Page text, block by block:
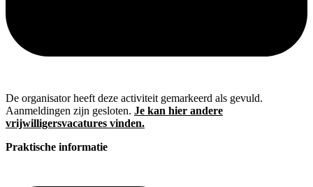
De organisator heeft deze activiteit gemarkeerd als gevuld.
Aanmeldingen zijn gesloten. Je kan hier andere
vrijwilligersvacatures vinden.
Praktische informatie